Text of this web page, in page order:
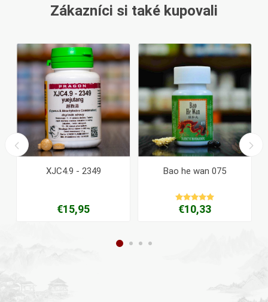
Zákazníci si také kupovali
XJC4.9 - 2349
€15,95
Bao he wan 075
€10,33